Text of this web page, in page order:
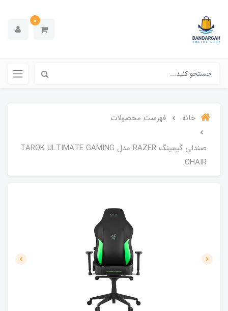
0
خانه فهرست محصولات
صندلی گیمینگ RAZER مدل TAROK ULTIMATE GAMING
CHAIR